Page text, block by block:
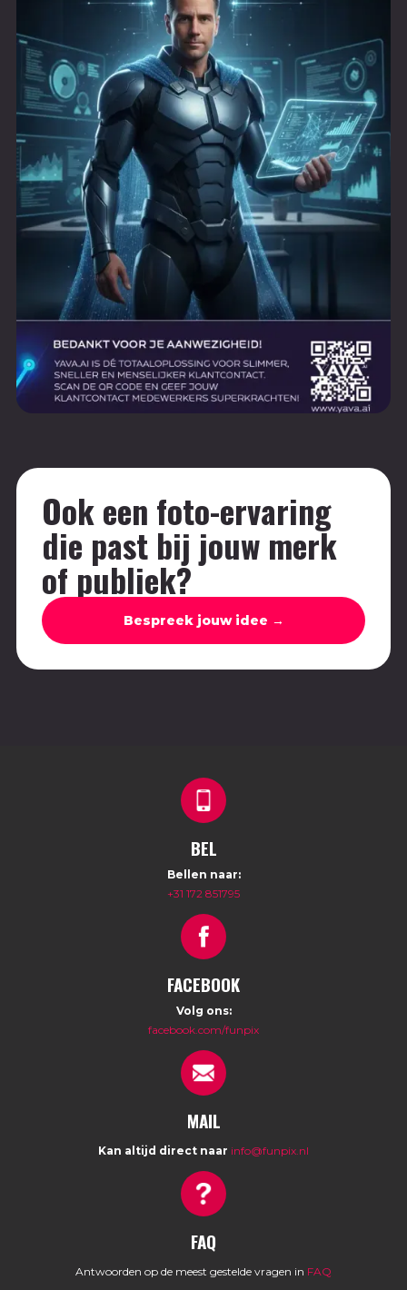
Ook een foto-ervaring
die past bij jouw merk
of publiek?
Bespreek jouw idee →
BEL
Bellen naar:
+31 172 851795
FACEBOOK
Volg ons:
facebook.com/funpix
MAIL
Kan altijd direct naar info@funpix.nl
FAQ
Antwoorden op de meest gestelde vragen in FAQ